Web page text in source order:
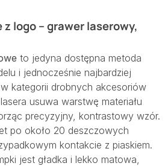
logo – grawer laserowy,
to jedyna dostępna metoda
i jednocześnie najbardziej
kategorii drobnych akcesoriów
usuwa warstwę materiału
precyzyjny, kontrastowy wzór.
po około 20 deszczowych
kontakcie z piaskiem.
jest gładka i lekko matowa,